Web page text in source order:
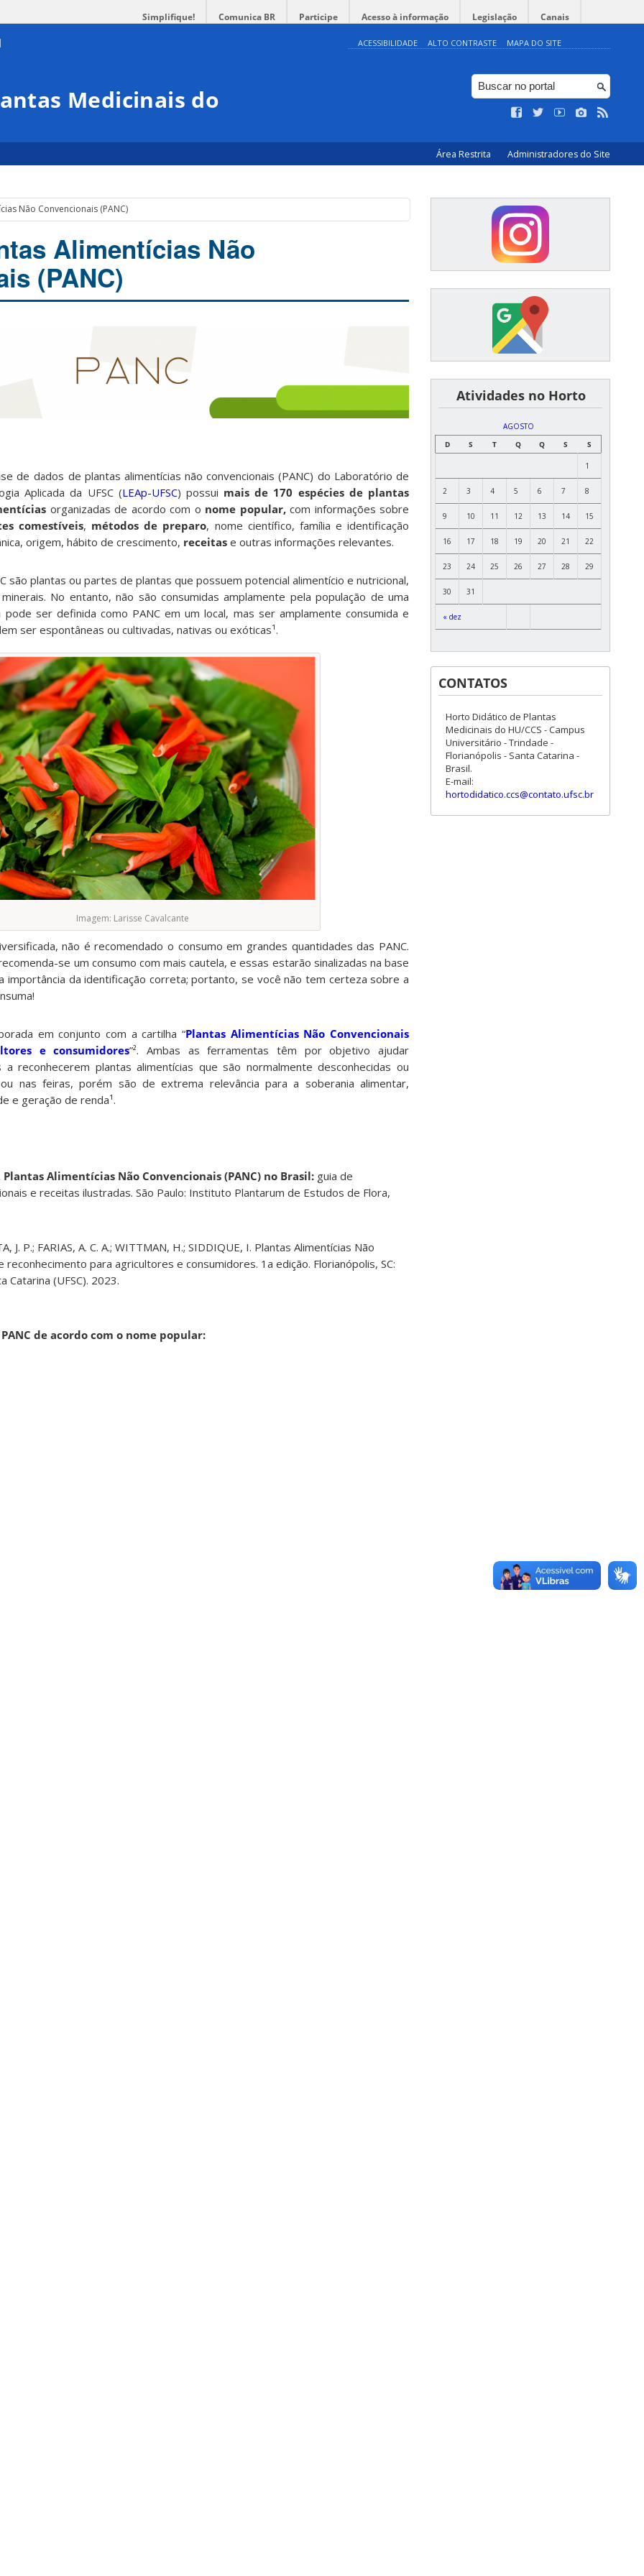
Simplifique! Comunica BR Participe Acesso à informação Legislação Canais
ACESSIBILIDADE ALTO CONTRASTE MAPA DO SITE
Medicinais do
Área Restrita Administradores do Site
Não Convencionais (PANC)
Alimentícias Não
(PANC)
de dados de plantas alimentícias não convencionais (PANC) do Laboratório de
Aplicada da UFSC (LEAp-UFSC) possui mais de 170 espécies de plantas
organizadas de acordo com o nome popular, com informações sobre
comestíveis, métodos de preparo, nome científico, família e identificação
origem, hábito de crescimento, receitas e outras informações relevantes.
são plantas ou partes de plantas que possuem potencial alimentício e nutricional,
No entanto, não são consumidas amplamente pela população de uma
ser definida como PANC em um local, mas ser amplamente consumida e
ser espontâneas ou cultivadas, nativas ou exóticas¹.
Imagem: Larisse Cavalcante
não é recomendado o consumo em grandes quantidades das PANC.
se um consumo com mais cautela, e essas estarão sinalizadas na base
importância da identificação correta; portanto, se você não tem certeza sobre a
em conjunto com a cartilha “Plantas Alimentícias Não Convencionais
e consumidores”². Ambas as ferramentas têm por objetivo ajudar
reconhecerem plantas alimentícias que são normalmente desconhecidas ou
nas feiras, porém são de extrema relevância para a soberania alimentar,
e geração de renda¹.
Plantas Alimentícias Não Convencionais (PANC) no Brasil: guia de
e receitas ilustradas. São Paulo: Instituto Plantarum de Estudos de Flora,
J. P.; FARIAS, A. C. A.; WITTMAN, H.; SIDDIQUE, I. Plantas Alimentícias Não
reconhecimento para agricultores e consumidores. 1a edição. Florianópolis, SC:
Catarina (UFSC). 2023.
de acordo com o nome popular:
͏ ͏ ͏ ͏ ͏ ͏Atividades no Horto
AGOSTO
D
S T Q Q S S
« dez
1
2 3 4 5 6 7 8
9 10 11 12 13 14 15
16 17 18 19 20 21 22
23 24 25 26 27 28 29
30 31
CONTATOS
Horto Didático de Plantas
Medicinais do HU/CCS - Campus
Universitário - Trindade -
Florianópolis - Santa Catarina -
Brasil.
E-mail:
hortodidatico.ccs@contato.ufsc.br